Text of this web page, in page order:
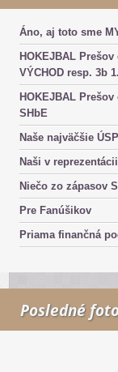
Áno, aj toto sme
HOKEJBAL
VÝCHOD resp. 3b
HOKEJBAL Prešov
SHbE
Naše najväčšie
Naši v
Niečo zo zápasov
Pre Fanúšikov
Priama finančná
Posledné